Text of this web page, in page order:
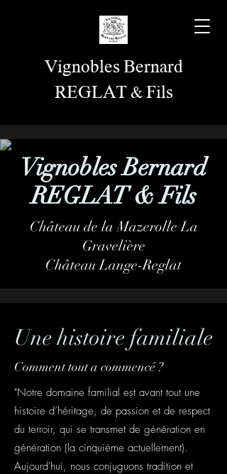
Vignobles Bernard
REGLAT & Fils
Vignobles Bernard
REGLAT & Fils
Château de la Mazerolle La
Gravelière
Château Lange-Reglat
Une histoire familiale
Comment tout a commencé ?
"Notre domaine familial est avant tout une
histoire d’héritage, de passion et de respect
du terroir, qui se transmet de génération en
génération (la cinquième actuellement).
Aujourd'hui, nous conjuguons tradition et